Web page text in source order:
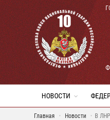
НОВОСТИ
Главная Новости В